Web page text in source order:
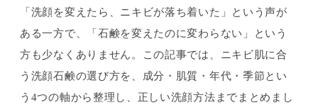
「洗顔を変えたら、ニキビが落ち着いた」という声が
ある一方で、「石鹸を変えたのに変わらない」という
方も少なくありません。この記事では、ニキビ肌に合
う洗顔石鹸の選び方を、成分・肌質・年代・季節とい
う4つの軸から整理し、正しい洗顔方法までまとめまし